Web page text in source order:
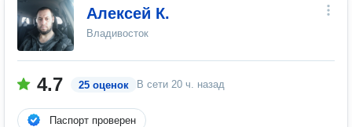
Алексей К.
Владивосток
4.7 25 оценок В сети 20 ч. назад
Паспорт проверен